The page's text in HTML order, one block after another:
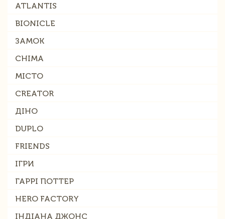
ATLANTIS
BIONICLE
ЗАМОК
CHIMA
МІСТО
CREATOR
ДІНО
DUPLO
FRIENDS
ІГРИ
ГАРРІ ПОТТЕР
HERO FACTORY
ІНДІАНА ДЖОНС